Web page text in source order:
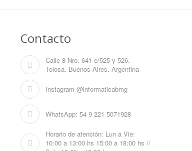
Contacto
Calle 8 Nro. 641 e/525 y 526.
Tolosa. Buenos Aires. Argentina
Instagram @informaticabmg
WhatsApp: 54 9 221 5071928
Horario de atención: Lun a Vie:
10:00 a 13:00 hs 15:00 a 18:00 hs //